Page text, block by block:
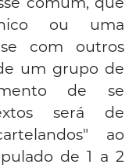
ou uma
com outros
um grupo de
de se
será de
ao
de 1 a 2